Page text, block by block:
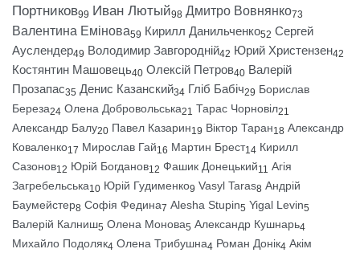
Портников99 Иван Лютый98 Дмитро Вовнянко73
Валентина Емінова59 Кирилл Данильченко52 Сергей
Ауслендер49 Володимир Завгородній42 Юрий Христензен42
Костянтин Машовець40 Олексій Петров40 Валерій
Прозапас35 Денис Казанский34 Гліб Бабіч29 Борислав
Береза24 Олена Добровольська21 Тарас Чорновіл21
Александр Балу20 Павел Казарин19 Віктор Таран18 Александр
Коваленко17 Мирослав Гай16 Мартин Брест14 Кирилл
Сазонов12 Юрій Богданов12 Фашик Донецький11 Агія
Загребельська10 Юрій Гудименко9 Vasyl Taras8 Андрій
Баумейстер8 Софія Федина7 Alesha Stupin5 Yigal Levin5
Валерій Калниш5 Олена Монова5 Александр Кушнарь4
Михайло Подоляк4 Олена Трибушна4 Роман Донік4 Акім